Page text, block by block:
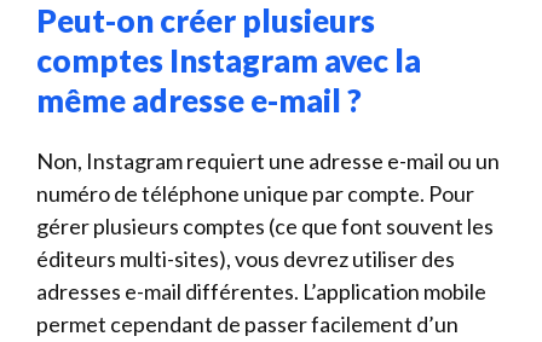
Peut-on créer plusieurs
comptes Instagram avec la
même adresse e-mail ?
Non, Instagram requiert une adresse e-mail ou un
numéro de téléphone unique par compte. Pour
gérer plusieurs comptes (ce que font souvent les
éditeurs multi-sites), vous devrez utiliser des
adresses e-mail différentes. L’application mobile
permet cependant de passer facilement d’un